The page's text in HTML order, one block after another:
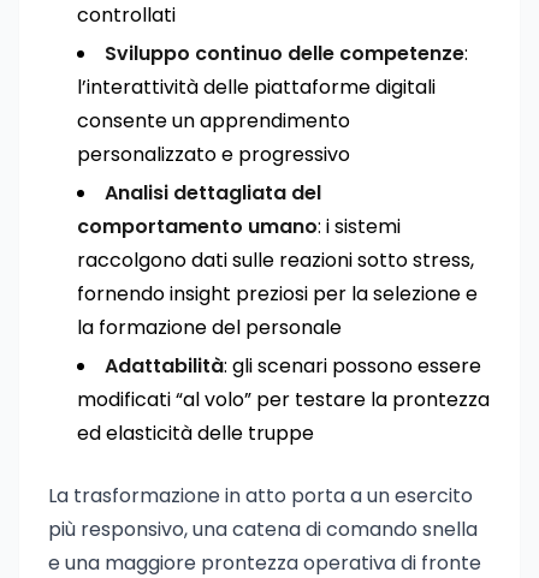
controllati
Sviluppo continuo delle competenze:
l’interattività delle piattaforme digitali
consente un apprendimento
personalizzato e progressivo
Analisi dettagliata del
comportamento umano: i sistemi
raccolgono dati sulle reazioni sotto stress,
fornendo insight preziosi per la selezione e
la formazione del personale
Adattabilità: gli scenari possono essere
modificati “al volo” per testare la prontezza
ed elasticità delle truppe
La trasformazione in atto porta a un esercito
più responsivo, una catena di comando snella
e una maggiore prontezza operativa di fronte